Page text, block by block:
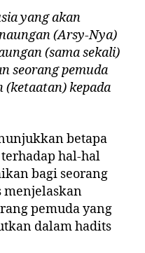
yang akan
(Arsy-Nya)
(sama sekali)
seorang pemuda
(ketaatan) kepada
betapa
hal-hal
bagi seorang
menjelaskan
pemuda yang
dalam hadits